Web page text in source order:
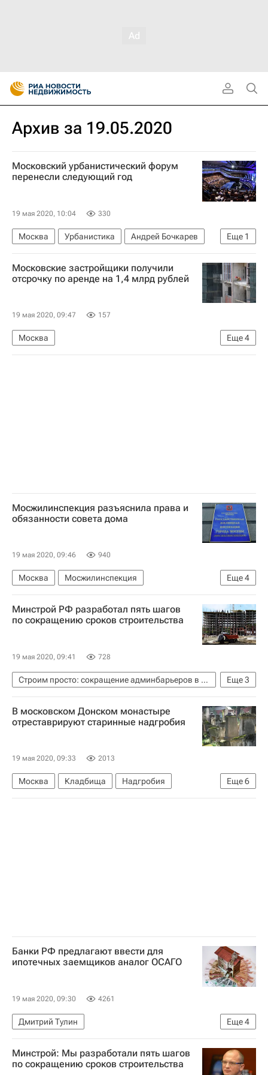
Архив за 19.05.2020
Московский урбанистический форум
перенесли следующий год
19 мая 2020, 10:04 330
Еще 1
Москва Урбанистика
Андрей Бочкарев
Градостроительный комплекс Москвы
Московские застройщики получили
отсрочку по аренде на 1,4 млрд рублей
19 мая 2020, 09:47 157
Еще4
Москва
Департамент городского имущества г. Москвы
Мосжилинспекция разъяснила права и
обязанности совета дома
19 мая 2020, 09:46 940
Еще4
Москва
Мосжилинспекция
Москва Сегодня: мегаполис для жизни
Жилье
Городское хозяйство Москвы
Минстрой РФ разработал пять шагов
по сокращению сроков строительства
19 мая 2020, 09:41 728
Еще3
Строим просто: сокращение админбарьеров в строительстве
Министерство строительства и жилищно-коммунального хозяйства РФ (Минстрой России)
Строительство
Дмитрий Волков
В московском Донском монастыре
отреставрируют старинные надгробия
19 мая 2020, 09:33 2013
Еще6
Москва Кладбища
Надгробия
Монастыри
Реставрация
Религия
Банки РФ предлагают ввести для
ипотечных заемщиков аналог ОСАГО
19 мая 2020, 09:30 4261
Еще4
Дмитрий Тулин
Центральный Банк РФ (ЦБ РФ)
Страхование
Жилье
Ипотека
Минстрой: Мы разработали пять шагов
по сокращению сроков строительства